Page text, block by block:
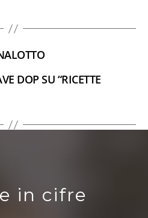
DOP SU “RICETTE
in cifre